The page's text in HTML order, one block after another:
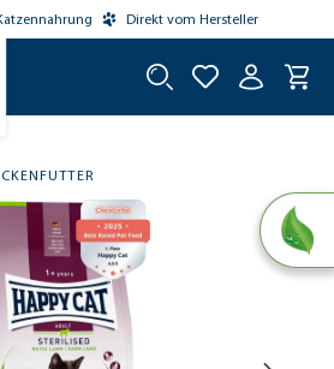
Direkt vom Hersteller